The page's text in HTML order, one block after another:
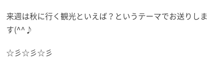
来週は秋に行く観光といえば？というテーマでお送りしま
す(^^♪
☆彡☆彡☆彡